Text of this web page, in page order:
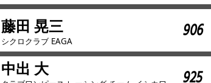
藤田 晃三
シクロクラブ EAGA 906
中出 大